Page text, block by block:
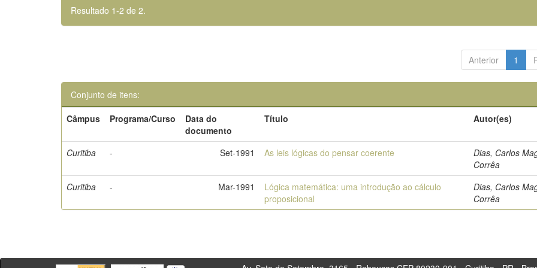
Resultado 1-2 de 2.
Anterior 1
Conjunto de itens:
Câmpus
Programa/Curso
Data do
documento
Título Autor(es)
Curitiba - Set-1991 As leis lógicas do pensar coerente
Dias, Carlos
Corrêa
Curitiba
- Mar-1991
Lógica matemática: uma introdução ao cálculo
proposicional
Dias, Carlos
Corrêa